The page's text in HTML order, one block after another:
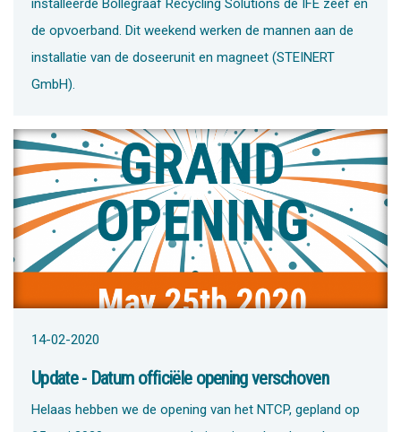
installeerde Bollegraaf Recycling Solutions de IFE zeef en
de opvoerband. Dit weekend werken de mannen aan de
installatie van de doseerunit en magneet (STEINERT
GmbH).
14-02-2020
Update - Datum officiële opening verschoven
Helaas hebben we de opening van het NTCP, gepland op